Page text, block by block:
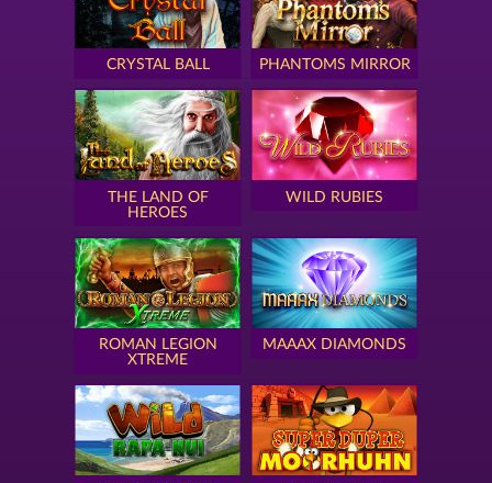
CRYSTAL BALL PHANTOMS MIRROR
THE LAND OF
HEROES
WILD RUBIES
ROMAN LEGION
XTREME
MAAAX DIAMONDS